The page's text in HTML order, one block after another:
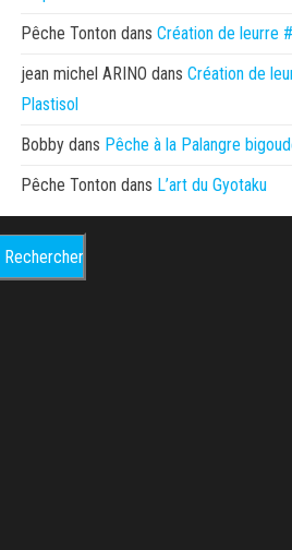
Pêche Tonton dans Création de leurre
jean michel ARINO dans Création de
Plastisol
Bobby dans Pêche à la Palangre
Pêche Tonton dans L’art du Gyotaku